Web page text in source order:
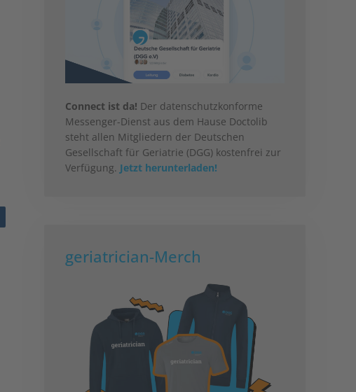
Connect ist da! Der datenschutzkonforme
Messenger-Dienst aus dem Hause Doctolib
steht allen Mitgliedern der Deutschen
Gesellschaft für Geriatrie (DGG) kostenfrei zur
Verfügung. Jetzt herunterladen!
geriatrician-Merch